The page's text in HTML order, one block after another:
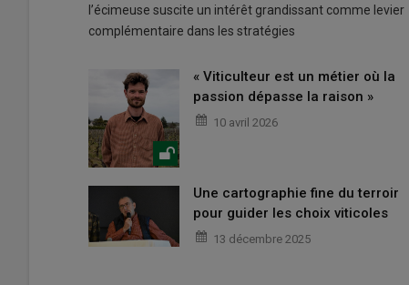
l’écimeuse suscite un intérêt grandissant comme levier
complémentaire dans les stratégies
« Viticulteur est un métier où la
passion dépasse la raison »
10 avril 2026
Une cartographie fine du terroir
pour guider les choix viticoles
13 décembre 2025